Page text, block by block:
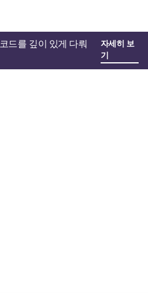
드를 깊이 있게 다뤄
자세히 보
기